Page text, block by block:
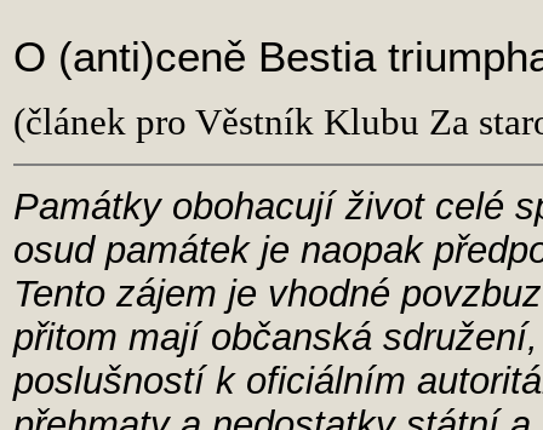
O (anti)ceně Bestia
(článek pro Věstník Klubu Za
Památky obohacují život celé
osud památek je naopak
Tento zájem je vhodné
přitom mají občanská
poslušností k oficiálním